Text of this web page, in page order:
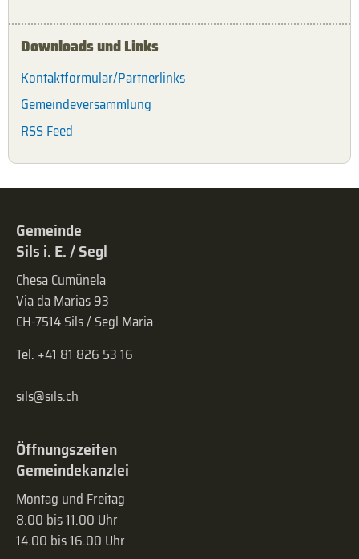
Downloads und Links
Kontaktformular/Partnerlinks
Gemeindeversammlung
RSS Feed
Gemeinde
Sils i. E. / Segl
Chesa Cumünela
Via da Marias 93
CH-7514 Sils / Segl Maria
Tel. +41 81 826 53 16
sils@sils.ch
Öffnungszeiten
Gemeindekanzlei
Montag und Freitag
8.00 bis 11.00 Uhr
14.00 bis 16.00 Uhr